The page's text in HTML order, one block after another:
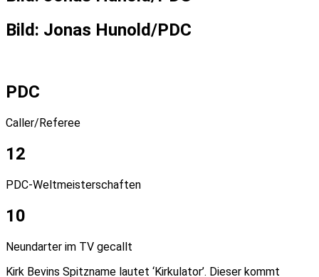
Bild: Jonas Hunold/PDC
PDC
Caller/Referee
12
PDC-Weltmeisterschaften
10
Neundarter im TV gecallt
Kirk Bevins Spitzname lautet ‘Kirkulator’. Dieser kommt